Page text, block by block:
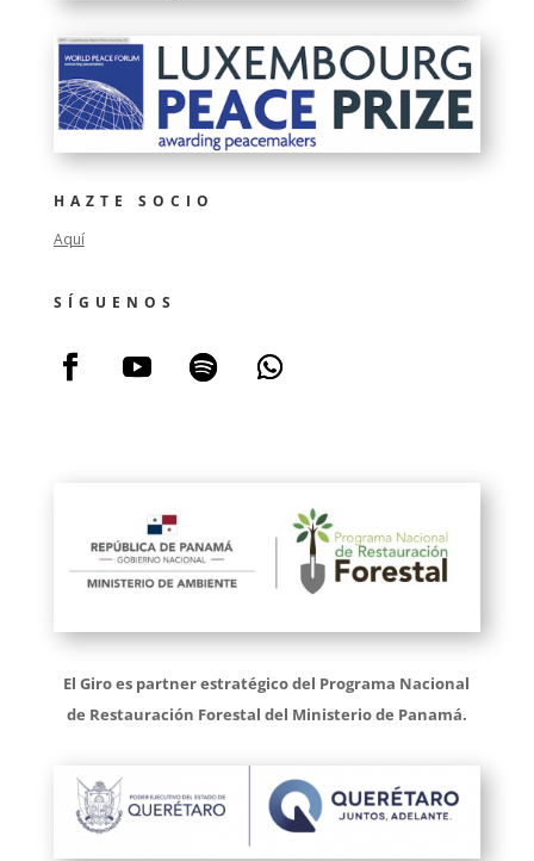
HAZTE SOCIO
Aquí
SÍGUENOS
El Giro es partner estratégico del Programa Nacional
de Restauración Forestal del Ministerio de Panamá.